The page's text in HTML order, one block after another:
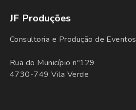
JF Produções
Consultoria e Produção de Eventos
Rua do Município nº129
4730-749 Vila Verde